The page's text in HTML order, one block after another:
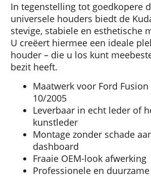
In tegenstelling tot goedkopere
universele houders biedt de
stevige, stabiele en esthetische
U creëert hiermee een ideale
houder – die u los kunt
bezit heeft.
Maatwerk voor Ford Fusion
10/2005
Leverbaar in echt leder of
kunstleder
Montage zonder schade
dashboard
Fraaie OEM-look afwerking
Professionele en